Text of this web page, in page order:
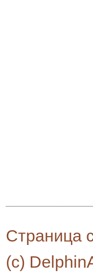
Страница
(c)